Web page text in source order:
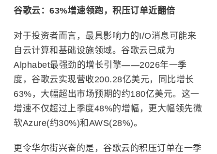
谷歌云：63%增速领跑，积压订单近翻倍
对于投资者而言，最具影响力的I/O消息可能来
自云计算和基础设施领域。谷歌云已成为
Alphabet最强劲的增长引擎——2026年一季
度，谷歌云实现营收200.28亿美元，同比增长
63%，大幅超出市场预期的约180亿美元。这一
增速不仅超过上季度48%的增幅，更大幅领先微
软Azure(约30%)和AWS(28%)。
更令华尔街兴奋的是，谷歌云的积压订单在一季